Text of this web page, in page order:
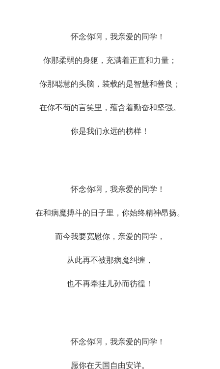
怀念你啊，我亲爱的同学！
你那柔弱的身躯，充满着正直和力量；
你那聪慧的头脑，装载的是智慧和善良；
在你不苟的言笑里，蕴含着勤奋和坚强。
你是我们永远的榜样！
怀念你啊，我亲爱的同学！
在和病魔搏斗的日子里，你始终精神昂扬。
而今我要宽慰你，亲爱的同学，
从此再不被那病魔纠缠，
也不再牵挂儿孙而彷徨！
怀念你啊，我亲爱的同学！
愿你在天国自由安详。